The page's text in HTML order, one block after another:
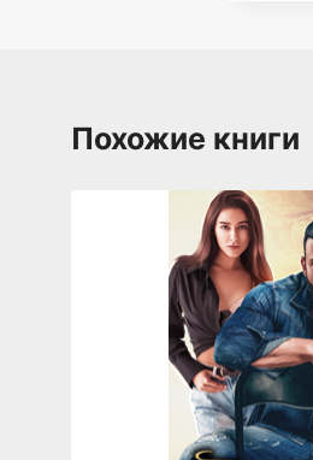
Похожие книги